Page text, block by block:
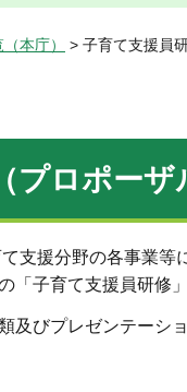
本庁） > 子育て支援員
ロポーザ
援分野の各事業等
子育て支援員研修」
びプレゼンテーシ